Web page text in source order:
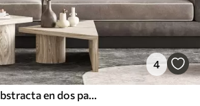
4
Composición floral abstracta en dos partes